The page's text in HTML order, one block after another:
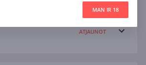
ATJAUNOT
MAN IR 18